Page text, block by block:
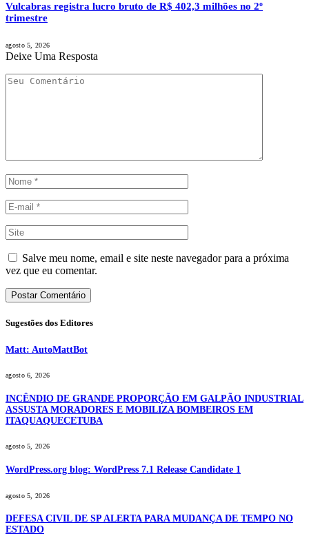
Vulcabras registra lucro bruto de R$ 402,3 milhões no 2º
trimestre
agosto 5, 2026
Deixe Uma Resposta
Salve meu nome, email e site neste navegador para a próxima
vez que eu comentar.
Sugestões dos Editores
Matt: AutoMattBot
agosto 6, 2026
INCÊNDIO DE GRANDE PROPORÇÃO EM GALPÃO INDUSTRIAL
ASSUSTA MORADORES E MOBILIZA BOMBEIROS EM
ITAQUAQUECETUBA
agosto 5, 2026
WordPress.org blog: WordPress 7.1 Release Candidate 1
agosto 5, 2026
DEFESA CIVIL DE SP ALERTA PARA MUDANÇA DE TEMPO NO
ESTADO